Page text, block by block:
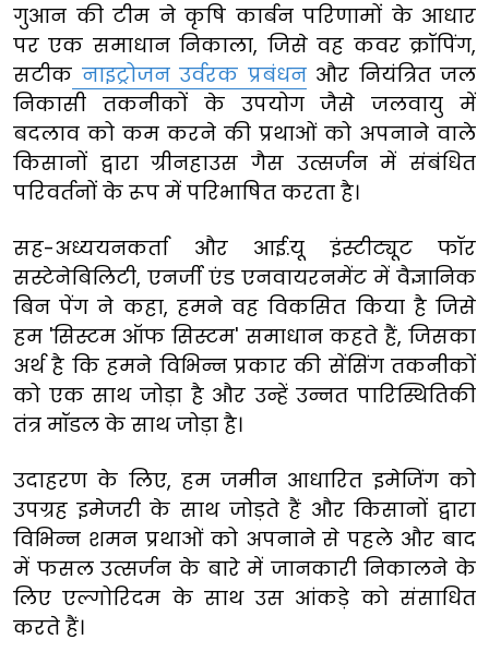
गुआन की टीम ने कृषि कार्बन परिणामों के आधार
पर एक समाधान निकाला, जिसे वह कवर क्रॉपिंग,
सटीक नाइट्रोजन उर्वरक प्रबंधनऔर नियंत्रित जल
निकासी तकनीकों के उपयोग जैसे जलवायु में
बदलाव को कम करने की प्रथाओं को अपनाने वाले
किसानों द्वारा ग्रीनहाउस गैस उत्सर्जन में संबंधित
परिवर्तनों के रूप में परिभाषित करता है।
सह-अध्ययनकर्ता और आई.यू इंस्टीट्यूट फॉर
सस्टेनेबिलिटी, एनर्जी एंड एनवायरनमेंट में वैज्ञानिक
बिन पेंग ने कहा, हमने वह विकसित किया है जिसे
हम 'सिस्टम ऑफ सिस्टम' समाधान कहते हैं, जिसका
अर्थ है कि हमने विभिन्न प्रकार की सेंसिंग तकनीकों
को एक साथ जोड़ा है और उन्हें उन्नत पारिस्थितिकी
तंत्र मॉडल के साथ जोड़ा है।
उदाहरण के लिए, हम जमीन आधारित इमेजिंग को
उपग्रह इमेजरी के साथ जोड़ते हैं और किसानों द्वारा
विभिन्न शमन प्रथाओं को अपनाने से पहले और बाद
में फसल उत्सर्जन के बारे में जानकारी निकालने के
लिए एल्गोरिदम के साथ उस आंकड़े को संसाधित
करते हैं।